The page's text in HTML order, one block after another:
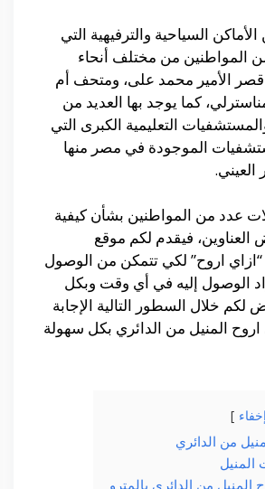
السياحية والترفيهية التي
المواطنين من مختلف أنحاء
قصر الأمير محمد على، ومتحف أم
كما يوجد بها العديد من
التعليمية الكبرى التي
الموجودة في مصر منها
عدد من المواطنين بشأن كيفية
فيقدم لكم موقع
“ازاي اروح” لكي تتمكن من الوصول
الوصول إليه في أي وقت وبكل
خلال السطور التالية الإجابة
المنيل من الدائري بكل سهولة
إخفاء
من الدائري
المنيل
المنيل من الدائري بالمترو